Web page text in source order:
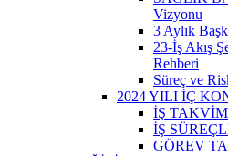
Vizyonu
3 Aylık
23-İş Akış
Rehberi
Süreç ve
2024 YILI İÇ
İŞ
İŞ
GÖREV